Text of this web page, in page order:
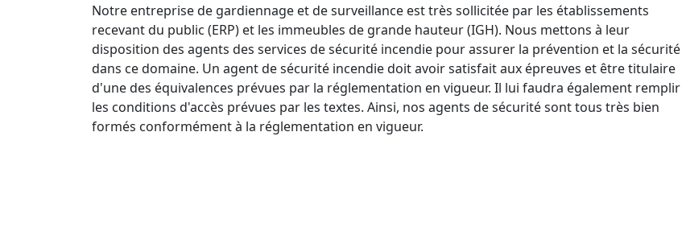
Notre entreprise de gardiennage et de surveillance est très sollicitée par les établissements
recevant du public (ERP) et les immeubles de grande hauteur (IGH). Nous mettons à leur
disposition des agents des services de sécurité incendie pour assurer la prévention et la sécurité
dans ce domaine. Un agent de sécurité incendie doit avoir satisfait aux épreuves et être titulaire
d'une des équivalences prévues par la réglementation en vigueur. Il lui faudra également remplir
les conditions d'accès prévues par les textes. Ainsi, nos agents de sécurité sont tous très bien
formés conformément à la réglementation en vigueur.